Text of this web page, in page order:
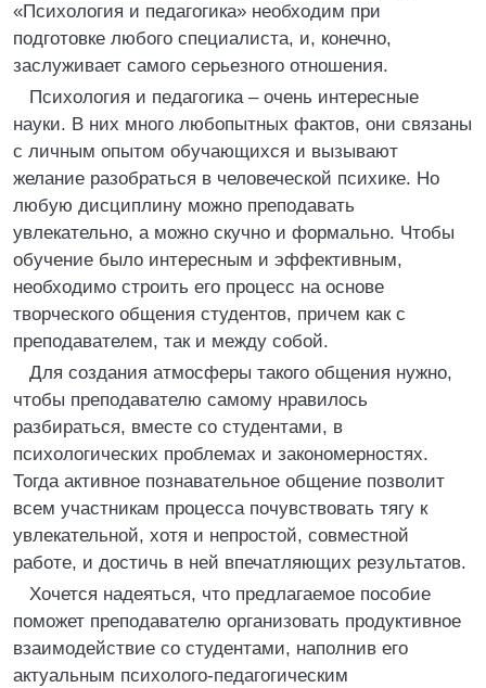
«Психология и педагогика» необходим при
подготовке любого специалиста, и, конечно,
заслуживает самого серьезного отношения.
Психология и педагогика – очень интересные
науки. В них много любопытных фактов, они связаны
с личным опытом обучающихся и вызывают
желание разобраться в человеческой психике. Но
любую дисциплину можно преподавать
увлекательно, а можно скучно и формально. Чтобы
обучение было интересным и эффективным,
необходимо строить его процесс на основе
творческого общения студентов, причем как с
преподавателем, так и между собой.
Для создания атмосферы такого общения нужно,
чтобы преподавателю самому нравилось
разбираться, вместе со студентами, в
психологических проблемах и закономерностях.
Тогда активное познавательное общение позволит
всем участникам процесса почувствовать тягу к
увлекательной, хотя и непростой, совместной
работе, и достичь в ней впечатляющих результатов.
Хочется надеяться, что предлагаемое пособие
поможет преподавателю организовать продуктивное
взаимодействие со студентами, наполнив его
актуальным психолого-педагогическим